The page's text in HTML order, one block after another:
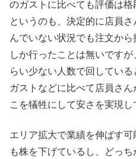
のガストに比べても評価は格
というのも、決定的に店員
んでいない状況でも注文か
しか行ったことは無いです
らい少ない人数で回している
ガストなどに比べて店員さ
こを犠牲にして安さを実現し
エリア拡大で業績を伸ばす
も株を下げているし、どっ